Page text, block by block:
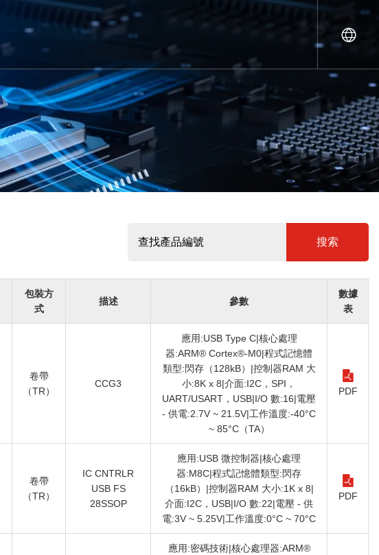
搜索
包裝方
式
描述 參數
數據
表
卷帶
（TR）
CCG3
應用:USB Type C|核心處理
器:ARM® Cortex®-M0|程式記憶體
類型:閃存（128kB）|控制器RAM 大
小:8K x 8|介面:I2C，SPI，
UART/USART，USB|I/O 數:16|電壓
- 供電:2.7V ~ 21.5V|工作溫度:-40°C
~ 85°C（TA）
PDF
卷帶
（TR）
IC CNTRLR
USB FS
28SSOP
應用:USB 微控制器|核心處理
器:M8C|程式記憶體類型:閃存
（16kB）|控制器RAM 大小:1K x 8|
介面:I2C，USB|I/O 數:22|電壓 - 供
電:3V ~ 5.25V|工作溫度:0°C ~ 70°C
PDF
應用:密碼技術|核心處理器:ARM®